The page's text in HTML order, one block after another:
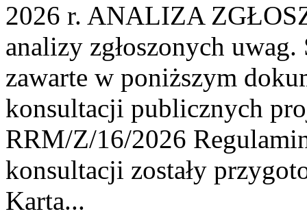
2026 r. ANALIZA
analizy zgłoszonych
zawarte w poniższym
konsultacji publicznych
RRM/Z/16/2026
konsultacji zostały
Karta...